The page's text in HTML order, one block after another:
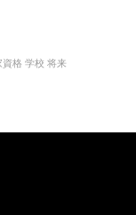
資格 学校 将来